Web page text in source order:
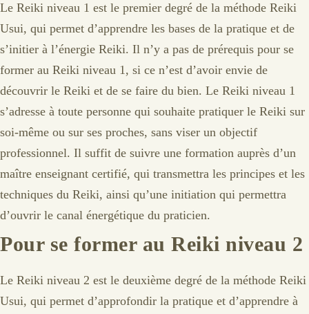
Le Reiki niveau 1 est le premier degré de la méthode Reiki
Usui, qui permet d’apprendre les bases de la pratique et de
s’initier à l’énergie Reiki. Il n’y a pas de prérequis pour se
former au Reiki niveau 1, si ce n’est d’avoir envie de
découvrir le Reiki et de se faire du bien. Le Reiki niveau 1
s’adresse à toute personne qui souhaite pratiquer le Reiki sur
soi-même ou sur ses proches, sans viser un objectif
professionnel. Il suffit de suivre une formation auprès d’un
maître enseignant certifié, qui transmettra les principes et les
techniques du Reiki, ainsi qu’une initiation qui permettra
d’ouvrir le canal énergétique du praticien.
Pour se former au Reiki niveau 2
Le Reiki niveau 2 est le deuxième degré de la méthode Reiki
Usui, qui permet d’approfondir la pratique et d’apprendre à